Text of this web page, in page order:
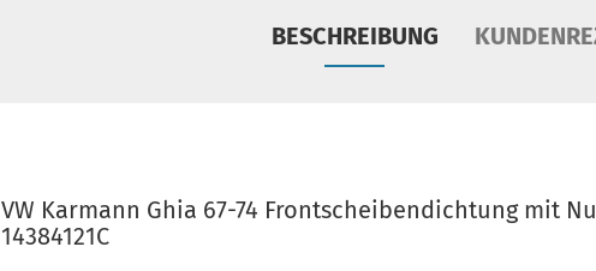
BESCHREIBUNG
VW Karmann Ghia 67-74 Frontscheibendichtung mit
14384121C